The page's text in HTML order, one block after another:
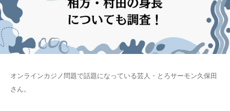
オンラインカジノ問題で話題になっている芸人・とろサーモン久保田
さん。